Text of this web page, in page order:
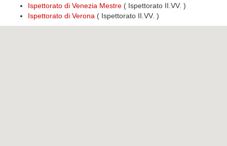
Ispettorato di Venezia Mestre ( Ispettorato II.VV. )
Ispettorato di Verona ( Ispettorato II.VV. )